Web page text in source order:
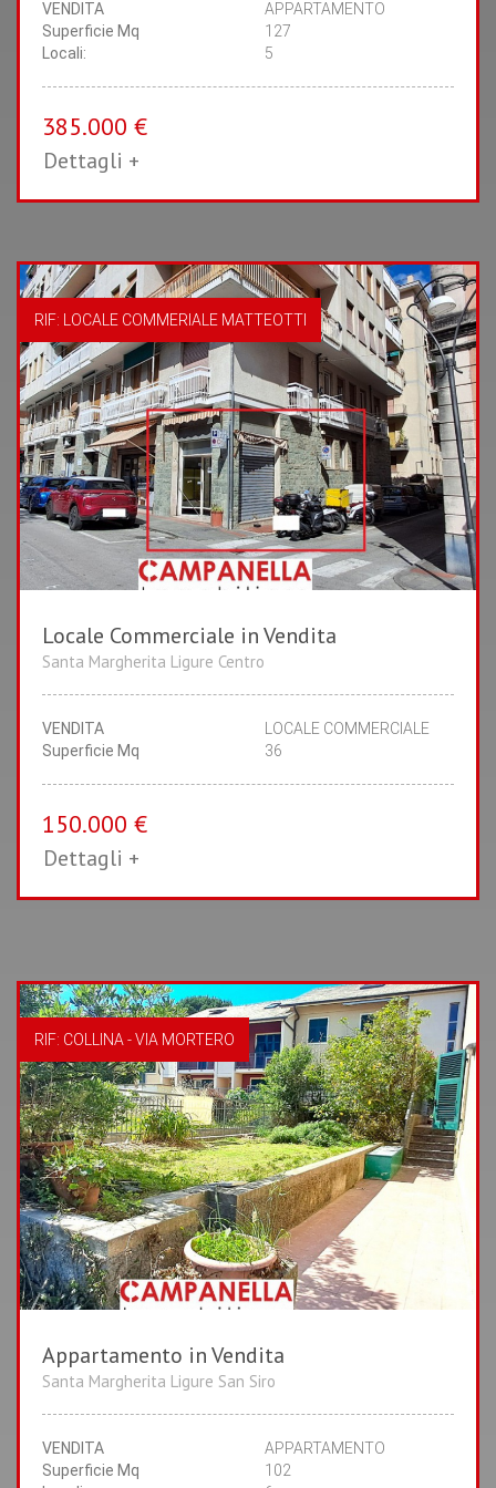
VENDITA
APPARTAMENTO
Superficie Mq
127
Locali:
5
385.000 €
Dettagli +
RIF: LOCALE COMMERIALE MATTEOTTI
Locale Commerciale in Vendita
Santa Margherita Ligure Centro
VENDITA
LOCALE COMMERCIALE
Superficie Mq
36
150.000 €
Dettagli +
RIF: COLLINA - VIA MORTERO
2 2
Appartamento in Vendita
Santa Margherita Ligure San Siro
VENDITA
APPARTAMENTO
Superficie Mq
102